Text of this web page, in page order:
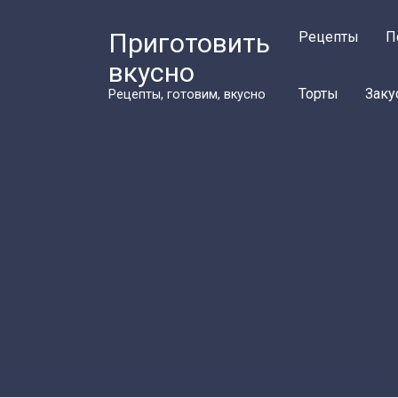
Приготовить
вкусно
Рецепты, готовим, вкусно
Рецепты
Торты